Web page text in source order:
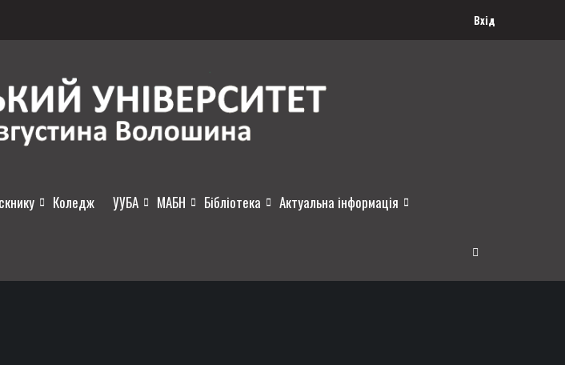
Вхід
Коледж УУБА МАБН Бібліотека Актуальна інформація